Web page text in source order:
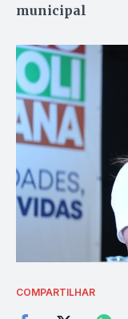
municipal
COMPARTILHAR